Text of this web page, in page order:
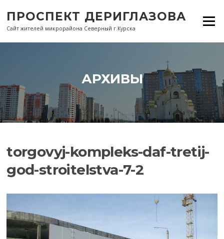
содержанию
ПРОСПЕКТ ДЕРИГЛАЗОВА
Сайт жителей микрорайона Северный г.Курска
Меню
АРХИВЫ
torgovyj-kompleks-daf-tretij-
god-stroitelstva-7-2